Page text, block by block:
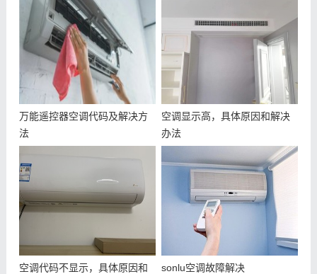
万能遥控器空调代码及解决方
法
空调显示高，具体原因和解决
办法
空调代码不显示，具体原因和
sonlu空调故障解决